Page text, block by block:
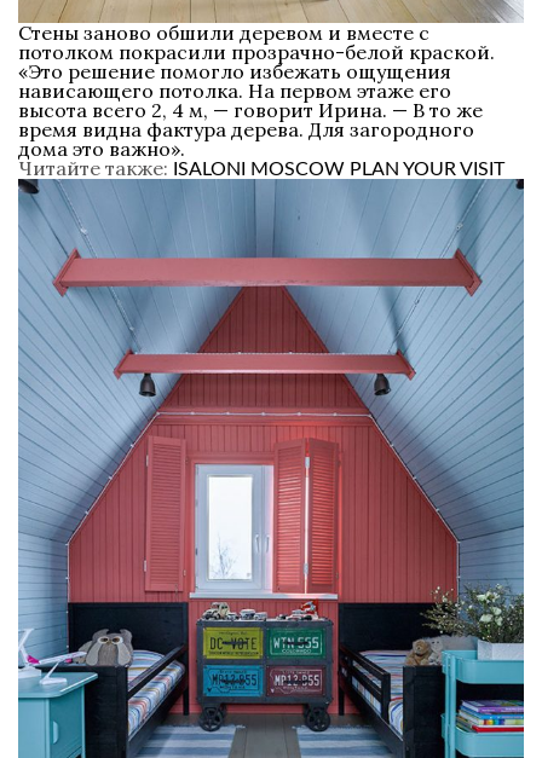
Стены заново обшили деревом и вместе с
потолком покрасили прозрачно-белой краской.
«Это решение помогло избежать ощущения
нависающего потолка. На первом этаже его
высота всего 2, 4 м, — говорит Ирина. — В то же
время видна фактура дерева. Для загородного
дома это важно».
Читайте также: ISALONI MOSCOW PLAN YOUR VISIT